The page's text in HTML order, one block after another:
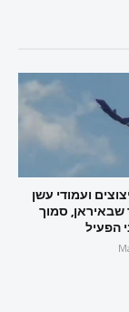
ועמודי עשן
סמוך
הפעיל